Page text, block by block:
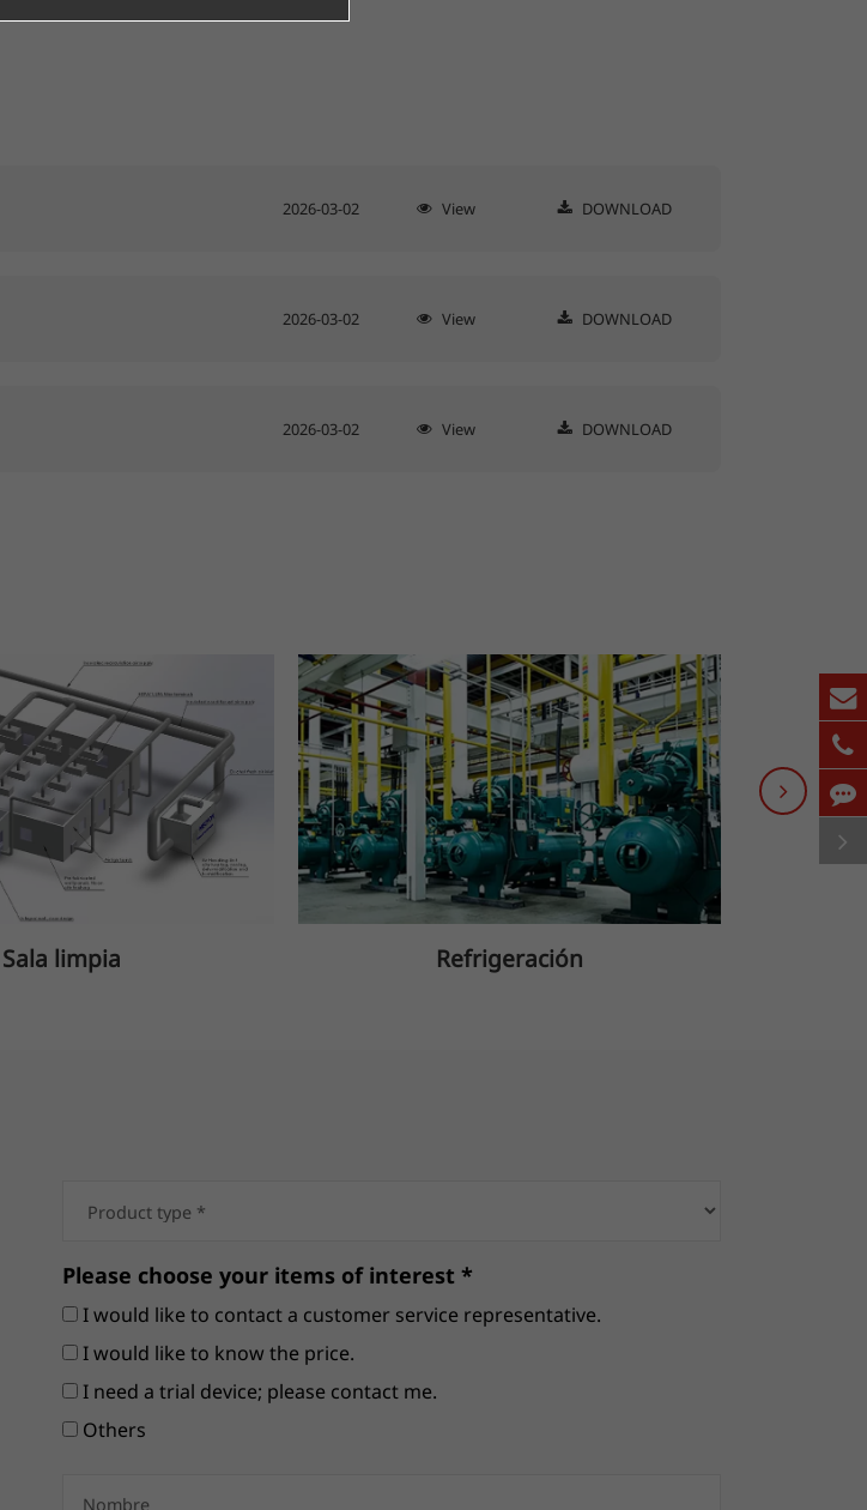
2026-03-02 View DOWNLOAD
2026-03-02 View DOWNLOAD
2026-03-02 View DOWNLOAD
Sala limpia Refrigeración
Please choose your items of interest *
I would like to contact a customer service representative.
I would like to know the price.
I need a trial device; please contact me.
Others